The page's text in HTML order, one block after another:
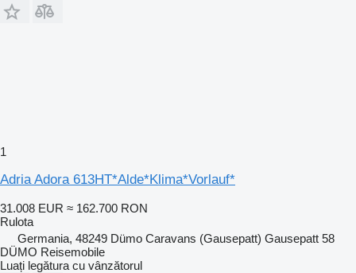
1
Adria Adora 613HT*Alde*Klima*Vorlauf*
31.008 EUR ≈ 162.700 RON
Rulota
Germania, 48249 Dümo Caravans (Gausepatt) Gausepatt 58
DÜMO Reisemobile
Luați legătura cu vânzătorul